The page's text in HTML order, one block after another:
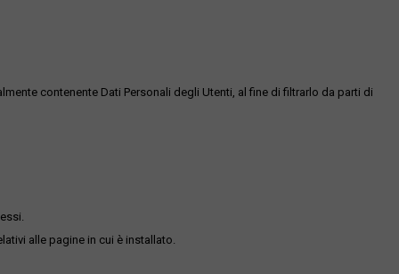
contenente Dati Personali degli Utenti, al fine di filtrarlo da parti di
alle pagine in cui è installato.